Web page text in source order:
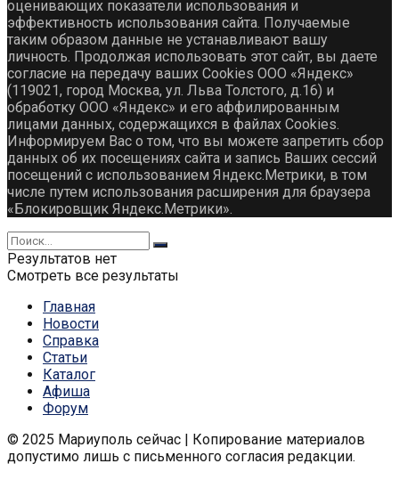
оценивающих показатели использования и
эффективность использования сайта. Получаемые
таким образом данные не устанавливают вашу
личность. Продолжая использовать этот сайт, вы даете
согласие на передачу ваших Cookies ООО «Яндекс»
(119021, город Москва, ул. Льва Толстого, д.16) и
обработку ООО «Яндекс» и его аффилированным
лицами данных, содержащихся в файлах Cookies.
Информируем Вас о том, что вы можете запретить сбор
данных об их посещениях сайта и запись Ваших сессий
посещений с использованием Яндекс.Метрики, в том
числе путем использования расширения для браузера
«Блокировщик Яндекс.Метрики».
Результатов нет
Смотреть все результаты
Главная
Новости
Справка
Статьи
Каталог
Афиша
Форум
© 2025 Мариуполь сейчас | Копирование материалов
допустимо лишь с письменного согласия редакции.